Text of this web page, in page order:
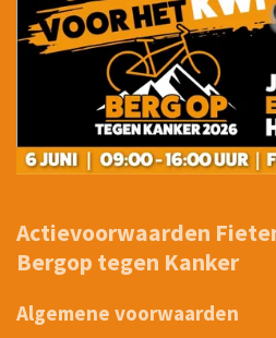
Actievoorwaarden
Bergop tegen Kanker
Algemene voorwaarden